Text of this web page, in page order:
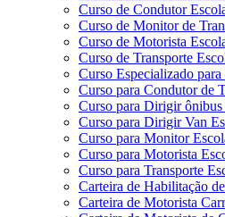
Curso de Condutor
Curso de Monitor de
Curso de Motorista
Curso de Transporte
Curso Especializado
Curso para Condutor de
Curso para Dirigir ônibus
Curso para Dirigir Van
Curso para Monitor
Curso para Motorista
Curso para Transporte
Carteira de Habilitação
Carteira de Motorista